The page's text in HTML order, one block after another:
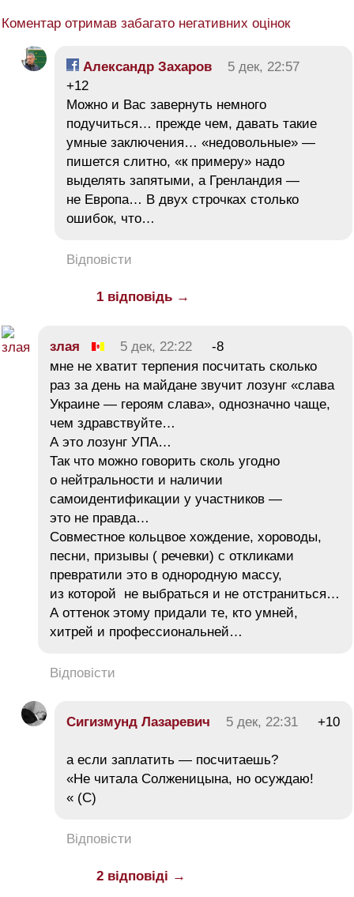
Коментар отримав забагато негативних оцінок
Александр Захаров
5 дек, 22:57
+12
Можно и Вас завернуть немного
подучиться… прежде чем, давать такие
умные заключения… «недовольные» —
пишется слитно, «к примеру» надо
выделять запятыми, а Гренландия —
не Европа… В двух строчках столько
ошибок, что…
Відповісти
1 відповідь →
злая 5 дек, 22:22
-8
мне не хватит терпения посчитать сколько
раз за день на майдане звучит лозунг «слава
Украине — героям слава», однозначно чаще,
чем здравствуйте…
А это лозунг УПА…
Так что можно говорить сколь угодно
о нейтральности и наличии
самоидентификации у участников —
это не правда…
Совместное кольцвое хождение, хороводы,
песни, призывы ( речевки) с откликами
превратили это в однородную массу,
из которой не выбраться и не отстраниться…
А оттенок этому придали те, кто умней,
хитрей и профессиональней…
Відповісти
Сигизмунд Лазаревич 5 дек, 22:31 +10
а если заплатить — посчитаешь?
«Не читала Солженицына, но осуждаю!
« (С)
Відповісти
2 відповіді →